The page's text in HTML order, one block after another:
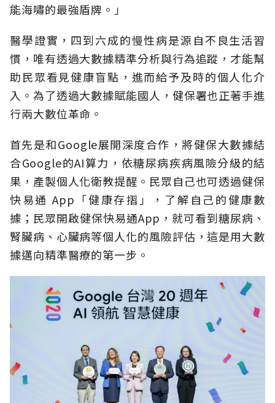
能海嘯的最強盾牌。」
醫學證實，四到六成的慢性病是源自不良生活習
慣，唯有透過大數據精準分析與行為追蹤，才能幫
助民眾看見健康盲點，進而給予及時的個人化介
入。為了透過大數據賦能國人，健保署也正著手進
行兩大數位革命。
首先是和Google展開深度合作，將健保大數據結
合Google的AI算力，依糖尿病疾病風險分級的結
果，產製個人化衛教提醒。民眾自己也可透過健保
快易通 App「健康存摺」，了解自己的健康數
據；民眾開啟健保快易通App，就可看到糖尿病、
腎臟病、心臟病等個人化的風險評估，這是用大數
據邁向精準醫療的第一步。